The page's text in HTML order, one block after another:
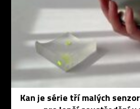
Kan je série tří malých